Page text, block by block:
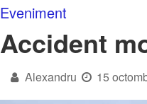
Eveniment
Accident
Alexandru 15